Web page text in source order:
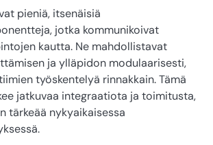
pieniä, itsenäisiä
jotka kommunikoivat
kautta. Ne mahdollistavat
ja ylläpidon modulaarisesti,
työskentelyä rinnakkain. Tämä
jatkuvaa integraatiota ja toimitusta,
tärkeää nykyaikaisessa